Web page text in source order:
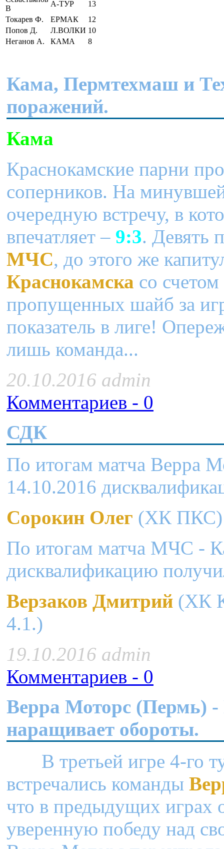
В
А-ТУР
13
Токарев Ф.
ЕРМАК
12
Попов Д.
Л.ВОЛКИ 10
Неганов А.
КАМА 8
Кама, Пермтехмаш и
поражений.
Кама
Краснокамские парни
соперников. На
очередную встречу, в
впечатляет – 9:3. Девять
МЧС, до этого же
Краснокамска со счетом
пропущенных шайб за
показатель в лиге!
лишь команда...
20.10.2016 admin
Комментариев - 0
СДК
По итогам матча Верра
14.10.2016
Сорокин Олег (ХК ПКС):
По итогам матча МЧС -
дисквалификацию
Верзаков Дмитрий (ХК
4.1.)
19.10.2016 admin
Комментариев - 0
Верра Моторс
наращивает обороты.
В третьей игре 4-го
встречались команды
что в предыдущих играх
уверенную победу над